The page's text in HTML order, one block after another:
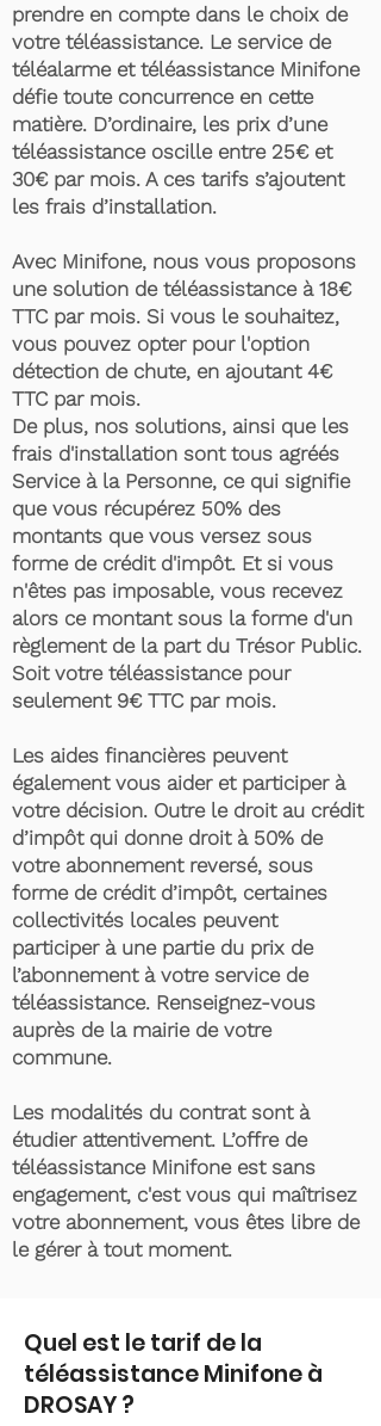
prendre en compte dans le choix de
votre téléassistance. Le service de
téléalarme et téléassistance Minifone
défie toute concurrence en cette
matière. D’ordinaire, les prix d’une
téléassistance oscille entre 25€ et
30€ par mois. A ces tarifs s’ajoutent
les frais d’installation.
Avec Minifone, nous vous proposons
une solution de téléassistance à 18€
TTC par mois. Si vous le souhaitez,
vous pouvez opter pour l'option
détection de chute, en ajoutant 4€
TTC par mois.
De plus, nos solutions, ainsi que les
frais d'installation sont tous agréés
Service à la Personne, ce qui signifie
que vous récupérez 50% des
montants que vous versez sous
forme de crédit d'impôt. Et si vous
n'êtes pas imposable, vous recevez
alors ce montant sous la forme d'un
règlement de la part du Trésor Public.
Soit votre téléassistance pour
seulement 9€ TTC par mois.
Les aides financières peuvent
également vous aider et participer à
votre décision. Outre le droit au crédit
d’impôt qui donne droit à 50% de
votre abonnement reversé, sous
forme de crédit d’impôt, certaines
collectivités locales peuvent
participer à une partie du prix de
l’abonnement à votre service de
téléassistance. Renseignez-vous
auprès de la mairie de votre
commune.
Les modalités du contrat sont à
étudier attentivement. L’offre de
téléassistance Minifone est sans
engagement, c'est vous qui maîtrisez
votre abonnement, vous êtes libre de
le gérer à tout moment.
Quel est le tarif de la
téléassistance Minifone à
DROSAY ?